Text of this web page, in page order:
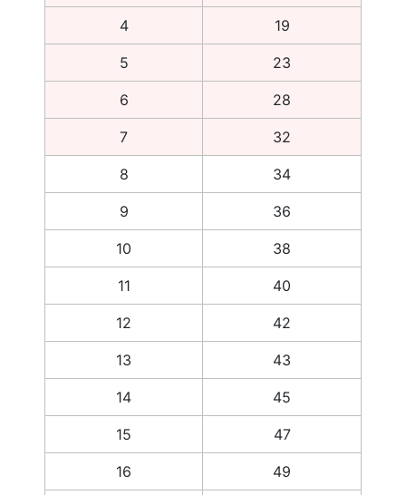
4 19
5 23
6 28
7 32
8 34
9 36
10 38
11 40
12 42
13 43
14 45
15 47
16 49